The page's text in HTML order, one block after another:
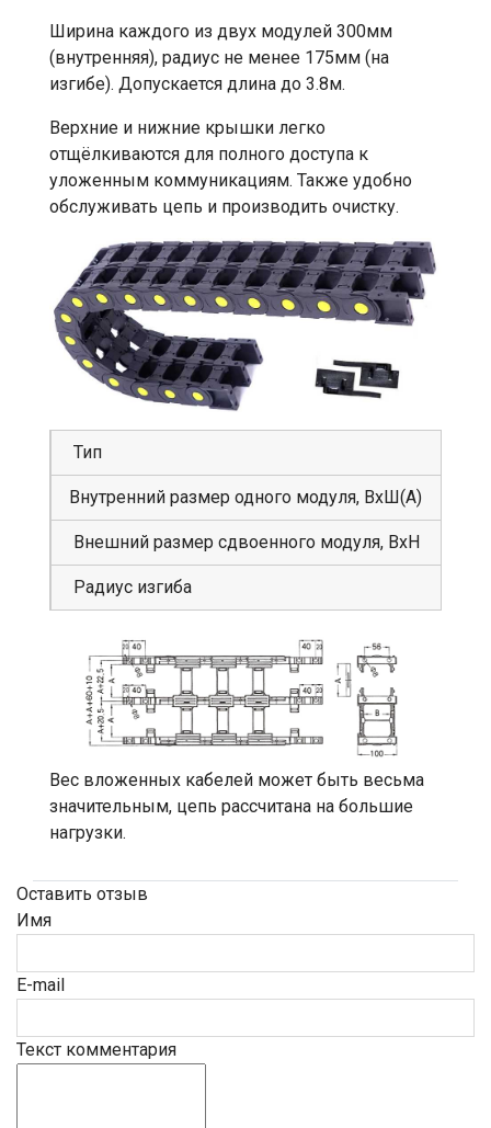
Ширина каждого из двух модулей 300мм
(внутренняя), радиус не менее 175мм (на
изгибе). Допускается длина до 3.8м.
Верхние и нижние крышки легко
отщёлкиваются для полного доступа к
уложенным коммуникациям. Также удобно
обслуживать цепь и производить очистку.
Тип
Внутренний размер одного модуля, ВхШ(А)
Внешний размер сдвоенного модуля, ВхН
Радиус изгиба
Вес вложенных кабелей может быть весьма
значительным, цепь рассчитана на большие
нагрузки.
Оставить отзыв
Имя
E-mail
Текст комментария